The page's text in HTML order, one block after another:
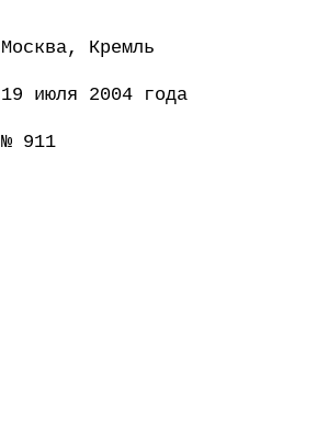
Москва, Кремль
19 июля 2004 года
№ 911